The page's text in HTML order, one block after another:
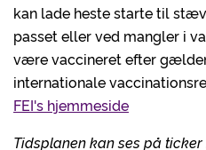
kan lade heste starte til
passet eller ved mangler i
være vaccineret efter
internationale
FEI's hjemmeside
Tidsplanen kan ses påticker